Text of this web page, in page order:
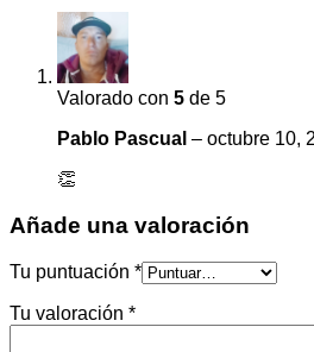
Valorado con 5 de 5
Pablo Pascual – octubre 10,
👏
Añade una valoración
Tu puntuación *
Tu valoración *